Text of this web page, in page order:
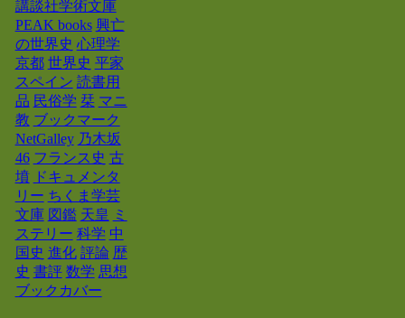
講談社学術文庫
PEAK books 興亡
の世界史 心理学
京都 世界史 平家
スペイン 読書用
品 民俗学 栞 マニ
教 ブックマーク
NetGalley 乃木坂
46 フランス史 古
墳 ドキュメンタ
リー ちくま学芸
文庫 図鑑 天皇 ミ
ステリー 科学 中
国史 進化 評論 歴
史 書評 数学 思想
ブックカバー